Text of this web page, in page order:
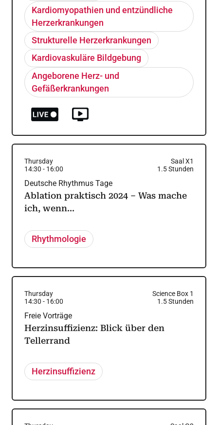
Kardiomyopathien und entzündliche
Herzerkrankungen
Strukturelle Herzerkrankungen
Kardiovaskuläre Bildgebung
Angeborene Herz- und
Gefäßerkrankungen
Thursday
Saal X1
14:30 - 16:00 1.5Stunden
Deutsche Rhythmus Tage
Ablation praktisch 2024 – Was mache
ich, wenn...
Rhythmologie
Thursday
Science Box 1
14:30 - 16:00 1.5Stunden
Freie Vorträge
Herzinsuffizienz: Blick über den
Tellerrand
Herzinsuffizienz